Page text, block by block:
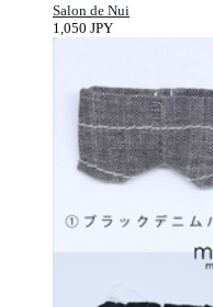
Salon de Nui
1,050 JPY